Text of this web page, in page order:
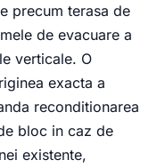
precum terasa de
de evacuare a
verticale. O
exacta a
reconditionarea
bloc in caz de
existente,